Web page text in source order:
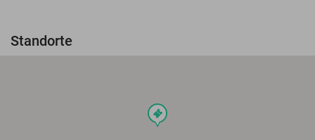
Standorte
events